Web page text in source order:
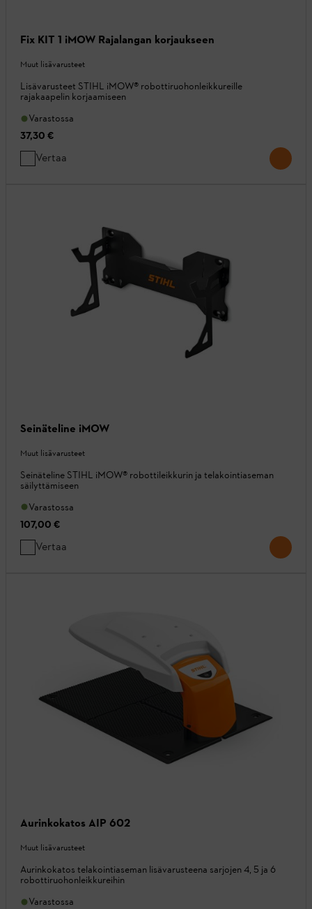
Fix KIT 1 iMOW Rajalangan korjaukseen
Muut lisävarusteet
Lisävarusteet STIHL iMOW® robottiruohonleikkureille
rajakaapelin korjaamiseen
Varastossa
37,30 €
Vertaa
Seinäteline iMOW
Muut lisävarusteet
Seinäteline STIHL iMOW® robottileikkurin ja telakointiaseman
säilyttämiseen
Varastossa
107,00 €
Vertaa
Aurinkokatos AIP 602
Muut lisävarusteet
Aurinkokatos telakointiaseman lisävarusteena sarjojen 4, 5 ja 6
robottiruohonleikkureihin
Varastossa